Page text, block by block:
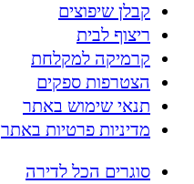
קבלן שיפוצים
ריצוף לבית
קרמיקה למקלחת
הצטרפות ספקים
תנאי שימוש באתר
מדיניות פרטיות באתר
סוגרים הכל לדירה